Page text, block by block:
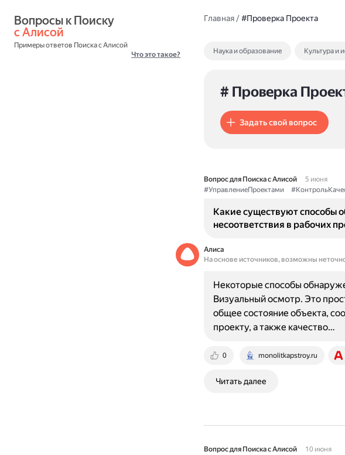
с Алисой
Примеры ответов Поиска с Алисой
Что это такое?
Главная/#Проверка Проекта
Наука и образование Культура и
# Проверка
Задать свой вопрос
Вопрос для Поиска с Алисой
5 июня
#УправлениеПроектами
Какие существуют способы
несоответствия в рабочих
Алиса
На основе источников, возможны
0 monolitkapstroy.ru
Некоторые способы
Визуальный осмотр. Это
общее состояние объекта,
проекту, а также качество…
Читать далее
Вопрос для Поиска с Алисой
10 июня